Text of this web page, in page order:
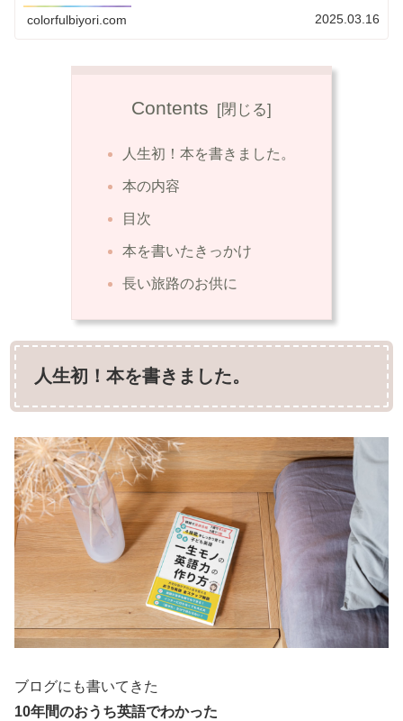
colorfulbiyori.com 2025.03.16
Contents
人生初！本を書きました。
本の内容
目次
本を書いたきっかけ
長い旅路のお供に
人生初！本を書きました。
ブログにも書いてきた
10年間のおうち英語でわかった